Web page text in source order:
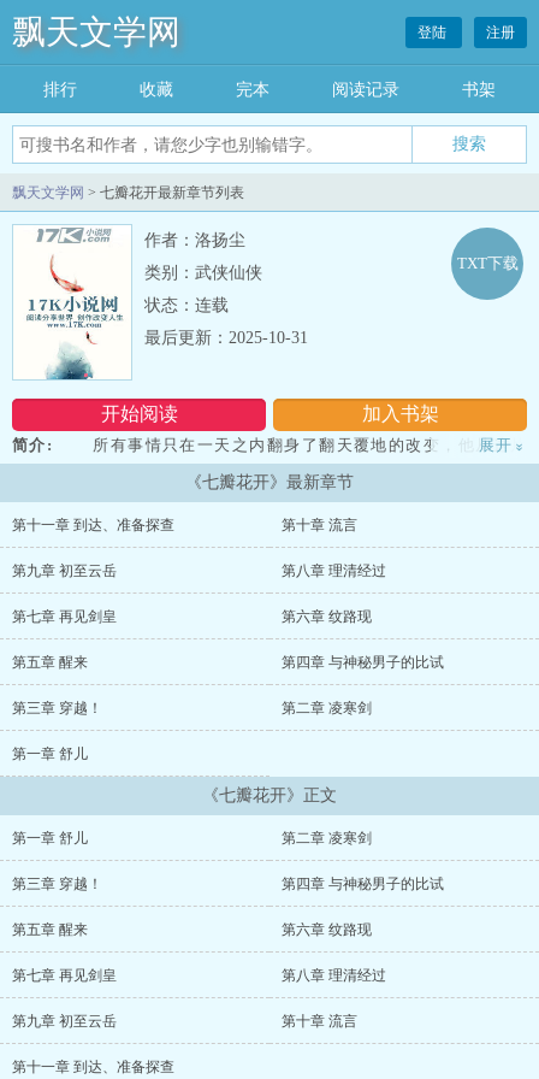
飘天文学网 登陆 注册
排行 收藏 完本 阅读记录 书架
飘天文学网 > 七瓣花开最新章节列表
作者：洛扬尘
类别：武侠仙侠
状态：连载
开始阅读 加入书架
TXT下载
最后更新：2025-10-31
简介:
所有事情只在一天之内翻身了翻天覆地的改变，他从这片
大陆的南端，到这片大陆的另一边。 数十万里之遥，他将如何继续
生存？胸前的神秘纹路在一天天的变化，仿佛在催促着他变强。 他
将面临什么，他又将何去何从？纹路成，天地变，这是否是古老的传
不平凡的路。...
展开 »
《七瓣花开》最新章节
第十一章 到达、准备探查 第十章 流言
第九章 初至云岳 第八章 理清经过
第七章 再见剑皇 第六章 纹路现
第五章 醒来 第四章 与神秘男子的比试
第三章 穿越！ 第二章 凌寒剑
第一章 舒儿
《七瓣花开》正文
第一章 舒儿 第二章 凌寒剑
第三章 穿越！ 第四章 与神秘男子的比试
第五章 醒来 第六章 纹路现
第七章 再见剑皇 第八章 理清经过
第九章 初至云岳 第十章 流言
第十一章 到达、准备探查